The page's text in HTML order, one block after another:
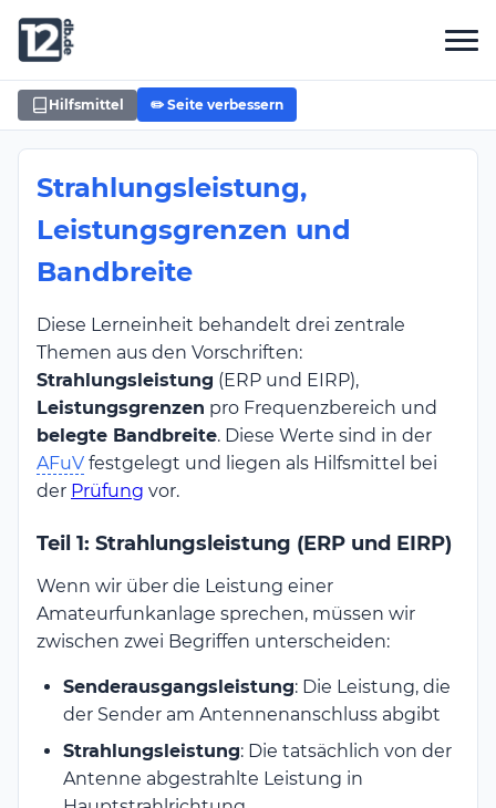
Hilfsmittel ✏️ Seite verbessern
Strahlungsleistung,
Leistungsgrenzen und
Bandbreite
Diese Lerneinheit behandelt drei zentrale
Themen aus den Vorschriften:
Strahlungsleistung (ERP und EIRP),
Leistungsgrenzen pro Frequenzbereich und
belegte Bandbreite. Diese Werte sind in der
AFuV festgelegt und liegen als Hilfsmittel bei
der Prüfung vor.
Teil 1: Strahlungsleistung (ERP und EIRP)
Wenn wir über die Leistung einer
Amateurfunkanlage sprechen, müssen wir
zwischen zwei Begriffen unterscheiden:
Senderausgangsleistung: Die Leistung, die
der Sender am Antennenanschluss abgibt
Strahlungsleistung: Die tatsächlich von der
Antenne abgestrahlte Leistung in